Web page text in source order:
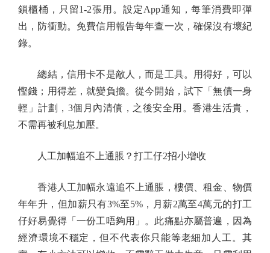
鎖櫃桶，只留1-2張用。設定App通知，每筆消費即彈
出，防衝動。免費信用報告每年查一次，確保沒有壞紀
錄。
總結，信用卡不是敵人，而是工具。用得好，可以
慳錢；用得差，就變負擔。從今開始，試下「無債一身
輕」計劃，3個月內清債，之後安全用。香港生活貴，
不需再被利息加壓。
人工加幅追不上通脹？打工仔2招小增收
香港人工加幅永遠追不上通脹，樓價、租金、物價
年年升，但加薪只有3%至5%，月薪2萬至4萬元的打工
仔好易覺得「一份工唔夠用」。此痛點亦屬普遍，因為
經濟環境不穩定，但不代表你只能等老細加人工。其